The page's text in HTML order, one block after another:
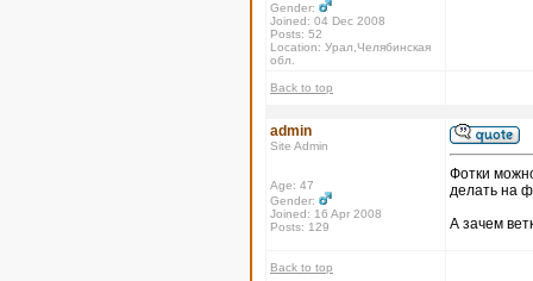
Gender:
Joined: 04 Dec 2008
Posts: 52
Location: Урал,Челябинская
обл.
Back to top
admin
Site Admin
Age: 47
Gender:
Joined: 16 Apr 2008
Posts: 129
Фотки
делать на
А зачем
Back to top